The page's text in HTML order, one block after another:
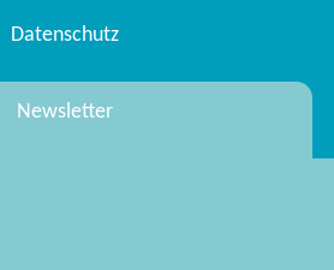
Datenschutz
Newsletter